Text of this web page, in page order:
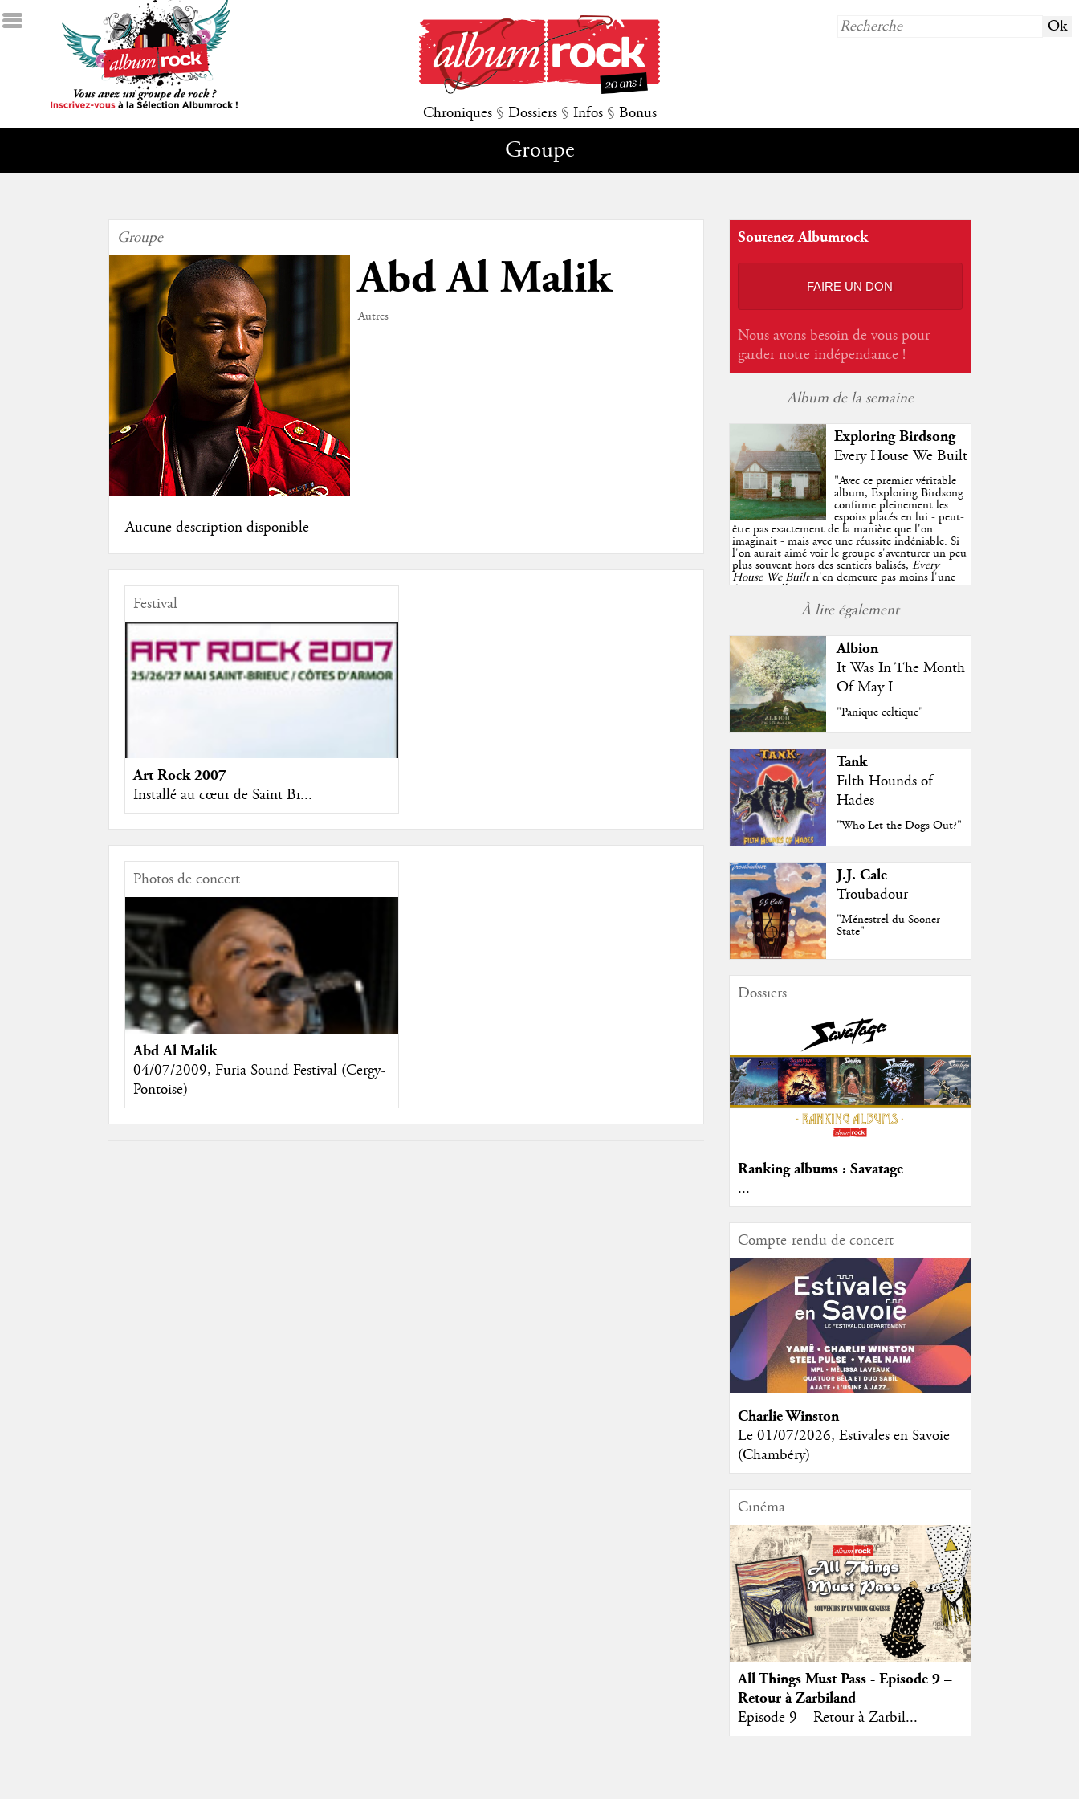
Chroniques § Dossiers § Infos § Bonus
Groupe
Groupe
Abd Al Malik
Autres
Aucune description disponible
Festival
Art Rock 2007
Installé au cœur de Saint Br...
Photos de concert
Abd Al Malik
04/07/2009, Furia Sound Festival (Cergy-
Pontoise)
Soutenez Albumrock
FAIRE UN DON
Nous avons besoin de vous pour
garder notre indépendance !
Album de la semaine
Exploring Birdsong
Every House We Built
"Avec ce premier véritable
album, Exploring Birdsong
confirme pleinement les
espoirs placés en lui - peut-
être pas exactement de la manière que l'on
imaginait - mais avec une réussite indéniable. Si
l'on aurait aimé voir le groupe s'aventurer un peu
plus souvent hors des sentiers balisés,Every
House We Builtn'en demeure pas moins l'une
des très belles surprises de cette année, porté par
plusieurs morceaux qui trouveront sans difficulté
une place de choix dans vos playlists estivales.
À lire également
Albion
It Was In The Month
Of May I
"Panique celtique"
Tank
Filth Hounds of
Hades
"Who Let the Dogs Out?"
J.J. Cale
Troubadour
"Ménestrel du Sooner
State"
Dossiers
Ranking albums : Savatage
...
Compte-rendu de concert
Charlie Winston
Le 01/07/2026, Estivales en Savoie
(Chambéry)
Cinéma
All Things Must Pass - Episode 9 –
Retour à Zarbiland
Episode 9 – Retour à Zarbil...